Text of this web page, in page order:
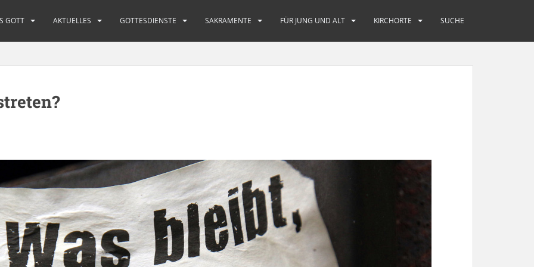
GOTT AKTUELLES GOTTESDIENSTE SAKRAMENTE FÜR JUNG UND ALT KIRCHORTE SUCHE